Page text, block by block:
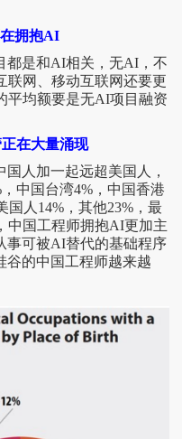
拥抱AI
都是和AI相关，无AI，不
联网、移动互联网还要更
平均额要是无AI项目融资
在大量涌现
人加一起远超美国人，
中国台湾4%，中国香港
国人14%，其他23%，最
中国工程师拥抱AI更加主
事可被AI替代的基础程序
谷的中国工程师越来越